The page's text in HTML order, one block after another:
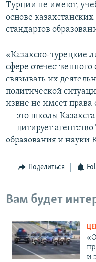
Турции не имеют,
основе
стандартов
«Казахско-турецкие
сфере
связывать их
политической
извне не имеет права
— это школы
— цитирует
образования и науки
Поделиться
Вам будет
и